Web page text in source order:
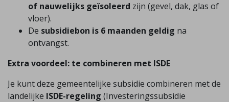
of nauwelijks geïsoleerd zijn (gevel, dak, glas of
vloer).
De subsidiebon is 6 maanden geldig na
ontvangst.
Extra voordeel: te combineren met ISDE
Je kunt deze gemeentelijke subsidie combineren met de
landelijke ISDE-regeling (Investeringssubsidie